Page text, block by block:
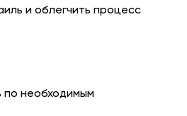
и облегчить процесс
по необходимым